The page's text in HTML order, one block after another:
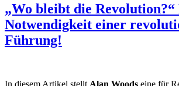
„Wo bleibt die Revolution?“
Notwendigkeit einer
Führung!